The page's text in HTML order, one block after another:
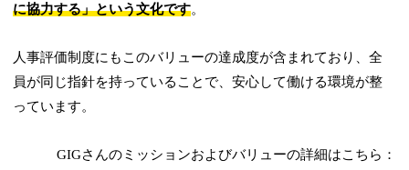
に協力する」という文化です。
人事評価制度にもこのバリューの達成度が含まれており、全
員が同じ指針を持っていることで、安心して働ける環境が整
っています。
GIGさんのミッションおよびバリューの詳細はこちら：